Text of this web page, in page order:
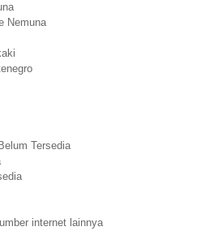
Nemuna
Tersedia
internet lainnya